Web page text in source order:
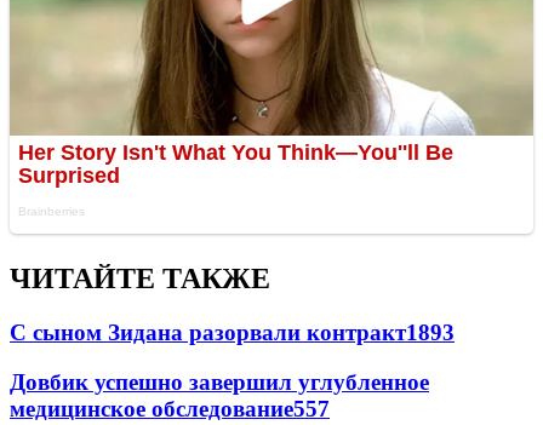
ЧИТАЙТЕ ТАКЖЕ
С сыном Зидана разорвали контракт1893
Довбик успешно завершил углубленное
медицинское обследование557